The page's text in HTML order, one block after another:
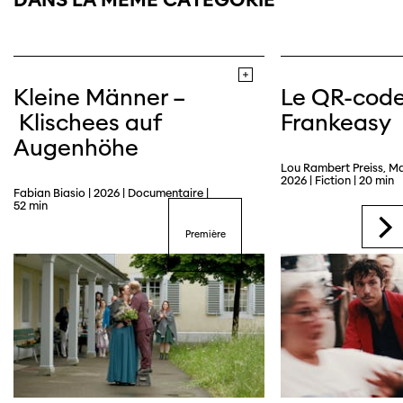
Kleine Männer –
Klischees auf
Augenhöhe
Fabian Biasio | 2026 | Documentaire |
52 min
Première
Le QR-
Frankeasy
Lou Rambert Preiss,
2026 | Fiction | 20 min